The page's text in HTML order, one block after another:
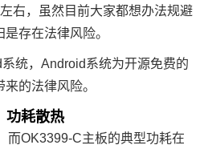
右，虽然目前大家都想办法规避
存在法律风险。
统，Android系统为开源免费的
的法律风险。
功耗散热
而OK3399-C主板的典型功耗在